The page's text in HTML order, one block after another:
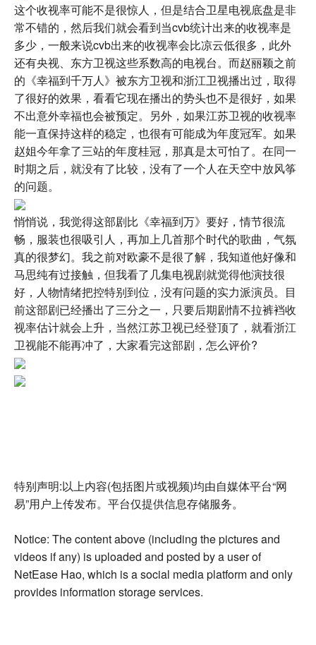
这个收视率可能不是很惊人，但是结合卫星电视底盘是非
常不错的，然后我们就会看到当cvb统计出来的收视率是
多少，一般来说cvb出来的收视率会比凉云低很多，此外
还有央视、东方卫视这些系数高的电视台。而赵丽颖之前
的《幸福到千万人》被东方卫视和浙江卫视播出过，取得
了很好的效果，看看它现在播出的势头也不是很好，如果
不出意外幸福也会被预定。另外，如果江苏卫视的收视率
能一直保持这样的稳定，也很有可能成为年度冠军。如果
赵姐今年拿了三站的年度桂冠，那真是太可怕了。在同一
时期之后，就没有了比较，没有了一个人在天空中放风筝
的问题。
悄悄说，我觉得这部剧比《幸福到万》要好，情节很流
畅，服装也很吸引人，再加上几首那个时代的歌曲，气氛
真的很梦幻。我之前对欧豪不是很了解，我知道他好像和
马思纯有过接触，但我看了几集电视剧就觉得他演技很
好，人物情绪把控特别到位，没有问题的实力派演员。目
前这部剧已经播出了三分之一，只要后期剧情不拉裤裆收
视率估计就会上升，当然江苏卫视已经登顶了，就看浙江
卫视能不能再冲了，大家看完这部剧，怎么评价?
特别声明:以上内容(包括图片或视频)均由自媒体平台“网
易”用户上传发布。平台仅提供信息存储服务。
Notice: The content above (including the pictures and
videos if any) is uploaded and posted by a user of
NetEase Hao, which is a social media platform and only
provides information storage services.